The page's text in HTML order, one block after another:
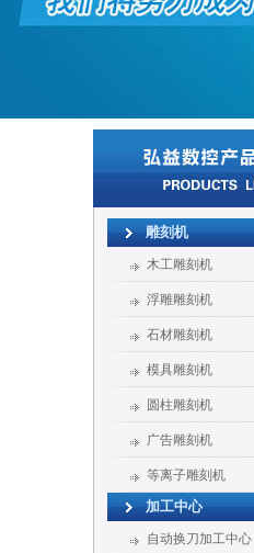
雕刻机
木工雕刻机
浮雕雕刻机
石材雕刻机
模具雕刻机
圆柱雕刻机
广告雕刻机
等离子雕刻机
加工中心
自动换刀加工中心